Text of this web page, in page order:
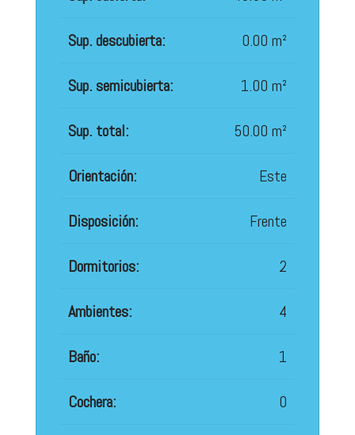
Sup. descubierta: 0.00 m²
Sup. semicubierta: 1.00 m²
Sup. total: 50.00 m²
Orientación: Este
Disposición: Frente
Dormitorios: 2
Ambientes: 4
Baño: 1
Cochera: 0